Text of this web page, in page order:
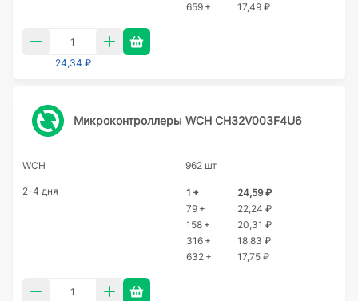
659 +
17,49 ₽
24,34 ₽
Микроконтроллеры WCH CH32V003F4U6
WCH 962 шт
2-4 дня 1 +
24,59 ₽
79 +
22,24 ₽
158 +
20,31 ₽
316 +
18,83 ₽
632 +
17,75 ₽